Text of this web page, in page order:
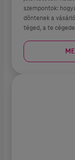
szempontok:
döntenek a
téged, a te